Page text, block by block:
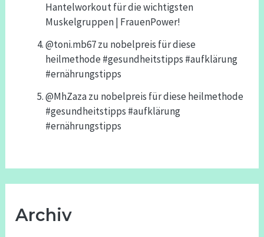
Hantelworkout für die wichtigsten
Muskelgruppen | FrauenPower!
@toni.mb67zu nobelpreis für diese
heilmethode #gesundheitstipps #aufklärung
#ernährungstipps
@MhZazazu nobelpreis für diese heilmethode
#gesundheitstipps #aufklärung
#ernährungstipps
Archiv